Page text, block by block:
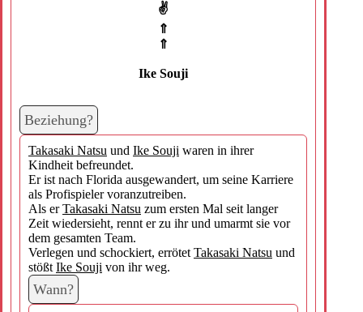
✌️
⇑
⇑
Ike Souji
Beziehung?
Takasaki Natsu und Ike Souji waren in ihrer
Kindheit befreundet.
Er ist nach Florida ausgewandert, um seine Karriere
als Profispieler voranzutreiben.
Als erTakasaki Natsu zum ersten Mal seit langer
Zeit wiedersieht, rennt er zu ihr und umarmt sie vor
dem gesamten Team.
Verlegen und schockiert, errötetTakasaki Natsu und
stößtIke Souji von ihr weg.
Wann?